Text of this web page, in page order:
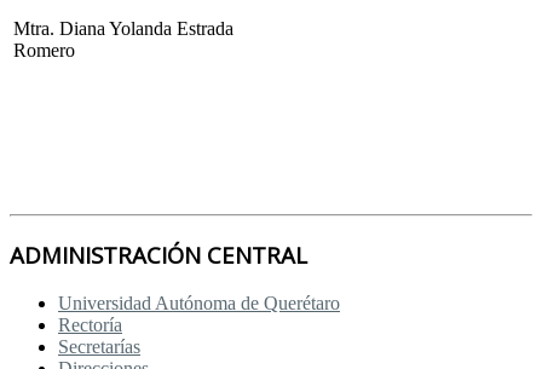
Mtra. Diana Yolanda Estrada
Romero
ADMINISTRACIÓN CENTRAL
Universidad Autónoma de Querétaro
Rectoría
Secretarías